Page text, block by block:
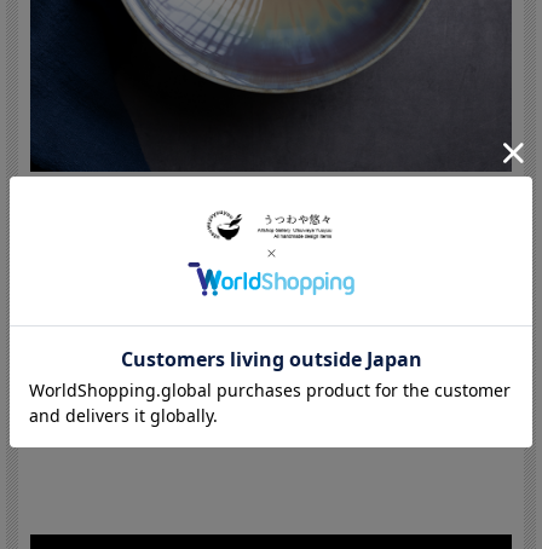
永草陽平/Yohei Nagakusa (Japan,Aichi
1986 - )
1986 愛知県春日井市生まれ 2013 多治見市陶磁器意匠研究所
修了 2014 多治見市陶磁器意匠研究所セラミックス・ラボ 修了
美濃陶芸展 審査員特別賞 日本伝統工芸展 入選 めし碗